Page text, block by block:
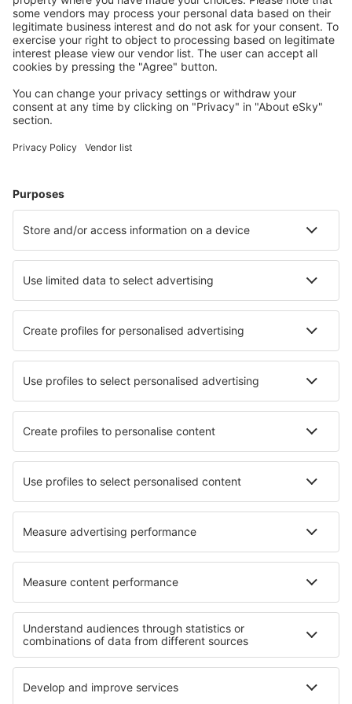
convenabil călătoriile
Planifică-ți călătoria
Bilete de avion
Zbor+Hotel
Află mai multe
Companii aeriene
Wizz Air
Ryanair
Lufthansa
Despre eSky
Cariere
Termeni şi condiţii
Rezervările mele
Politica de Confidențialitate
Politică cookie
Asistenţă şi contact